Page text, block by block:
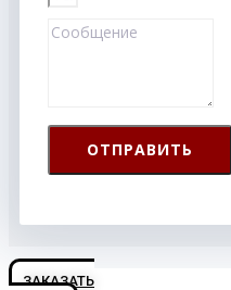
ОТПРАВИТЬ
ЗАКАЗАТЬ